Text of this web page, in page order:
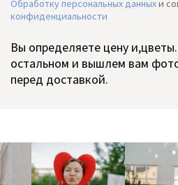
Обработку персональных данныхи
конфиденциальности
Вы определяете цену
остальном и вышлем вам
перед доставкой.